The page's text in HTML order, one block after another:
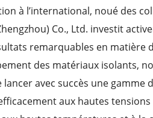
à l’international, noué des
Co., Ltd. investit
remarquables en matière
des matériaux isolants,
avec succès une gamme
aux hautes